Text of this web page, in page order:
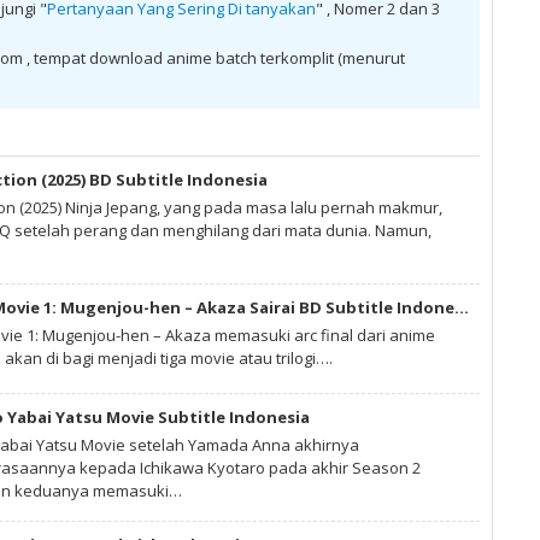
"Pertanyaan Yang Sering Di tanyakan" , Nomer 2 dan 3
, tempat download anime batch terkomplit (menurut
(2025) BD Subtitle Indonesia
(2025) Ninja Jepang, yang pada masa lalu pernah makmur,
setelah perang dan menghilang dari mata dunia. Namun,
Kimetsu no Yaiba Movie 1: Mugenjou-hen – Akaza Sairai BD Subtitle Indonesia
1: Mugenjou-hen – Akaza memasuki arc final dari anime
di bagi menjadi tiga movie atau trilogi….
Yabai Yatsu Movie Subtitle Indonesia
Yatsu Movie setelah Yamada Anna akhirnya
kepada Ichikawa Kyotaro pada akhir Season 2
keduanya memasuki…